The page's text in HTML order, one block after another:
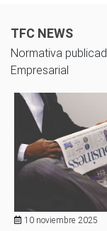
TFC NEWS
Normativa
Empresarial
10 noviembre 2025